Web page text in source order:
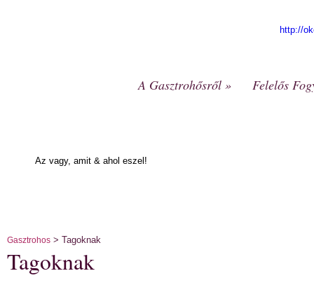
http://
A Gasztrohősről» Felelős
Az vagy, amit & ahol eszel!
Gasztrohos > Tagoknak
Tagoknak